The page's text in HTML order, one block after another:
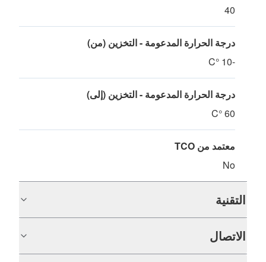
40
درجة الحرارة المدعومة - التخزين (من)
-10 °C
درجة الحرارة المدعومة - التخزين (إلى)
60 °C
معتمد من TCO
No
التقنية
الاتصال